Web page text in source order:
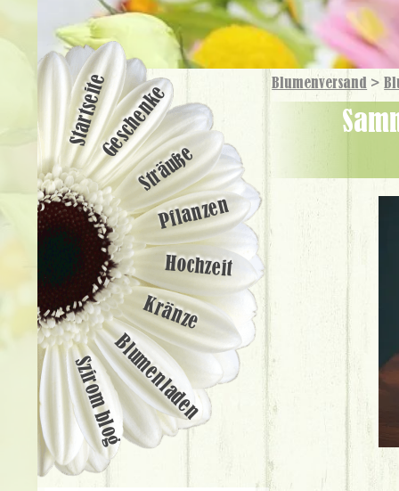
Blumenversand >
Sammlung von Rosen im Glaskugeln (4 stücke) - Blumenlieferung
StartseiteGeschenke
Sträuße
Pflanzen
Hochzeit
Kränze
Blumenladen
Szirom blog